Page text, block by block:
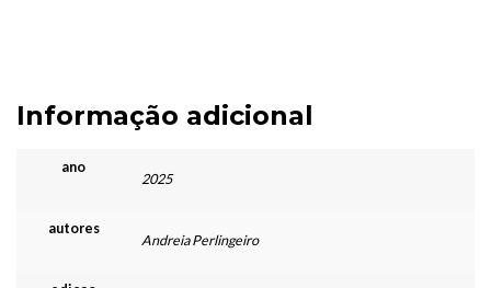
Informação adicional
ano
2025
autores
Andreia Perlingeiro